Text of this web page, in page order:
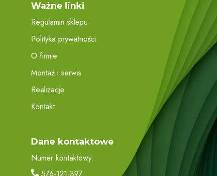
Ważne linki
Regulamin sklepu
Polityka prywatności
O firmie
Montaż i serwis
Realizacje
Kontakt
Dane kontaktowe
Numer kontaktowy: